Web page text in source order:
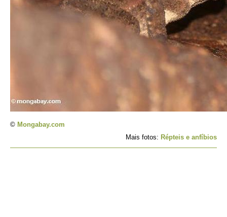
© Mongabay.com
Mais fotos: Répteis e anfíbios